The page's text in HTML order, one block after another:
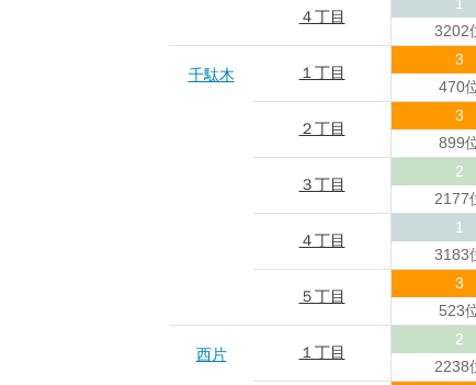
４丁目
3202
千駄木 １丁目
3
470
２丁目
3
899
３丁目
2
2177
４丁目
1
3183
５丁目
3
523
西片 １丁目
2
2238